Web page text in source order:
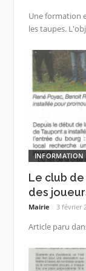
Une formation
les taupes.
INFORMATION
Le club
des
Mairie 3 février
Article paru